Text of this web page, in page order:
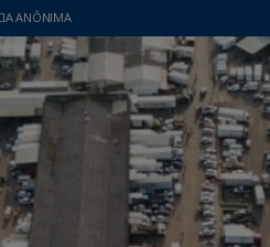
ANÔNIMA